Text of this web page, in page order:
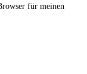
für meinen